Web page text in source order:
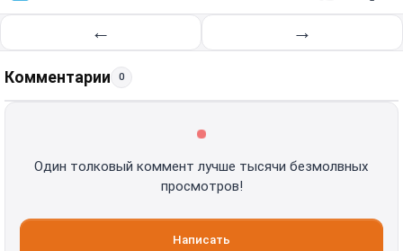
← →
Комментарии 0
Один толковый коммент лучше тысячи безмолвных
просмотров!
Написать